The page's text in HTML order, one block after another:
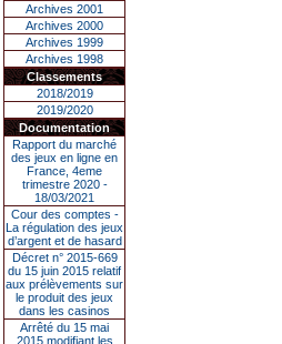
Archives 2001
Archives 2000
Archives 1999
Archives 1998
Classements
2018/2019
2019/2020
Documentation
Rapport du marché
des jeux en ligne en
France, 4eme
trimestre 2020 -
18/03/2021
Cour des comptes -
La régulation des jeux
d’argent et de hasard
Décret n° 2015-669
du 15 juin 2015 relatif
aux prélèvements sur
le produit des jeux
dans les casinos
Arrêté du 15 mai
2015 modifiant les